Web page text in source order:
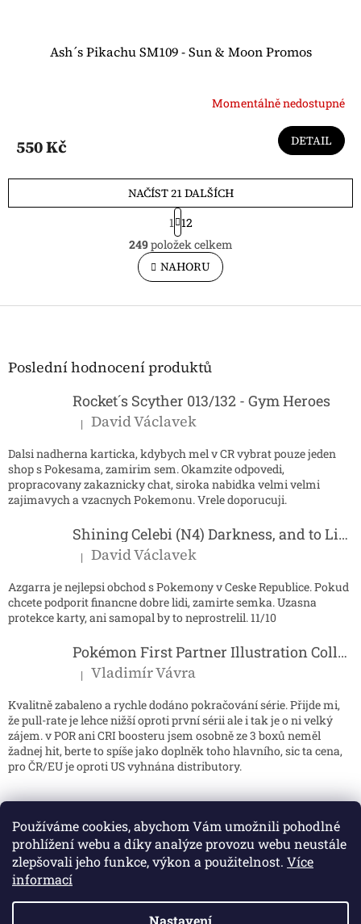
Používáme cookies, abychom Vám umožnili pohodlné
prohlížení webu a díky analýze provozu webu neustále
zlepšovali jeho funkce, výkon a použitelnost. Více
informací
Nastavení
Ash´s Pikachu SM109 - Sun & Moon Promos
Momentálně nedostupné
550 Kč DETAIL
O
v
l
á
r
k
y
ý
p
i
s
NAČÍST 21 DALŠÍCH
S
t
r
á
n
k
v
1 12
249položek celkem
NAHORU
Z
Poslední hodnocení produktů
Rocket´s Scyther 013/132 - Gym Heroes
Hodnocení produktu je 5 z 5 hvězdiček.
| David Václavek
Dalsi nadherna karticka, kdybych mel v CR vybrat pouze jeden
shop s Pokesama, zamirim sem. Okamzite odpovedi,
propracovany zakaznicky chat, siroka nabidka velmi velmi
zajimavych a vzacnych Pokemonu. Vrele doporucuji.
Shining Celebi (N4) Darkness, and to Light...
Hodnocení produktu je 5 z 5 hvězdiček.
| David Václavek
Azgarra je nejlepsi obchod s Pokemony v Ceske Republice. Pokud
chcete podporit financne dobre lidi, zamirte semka. Uzasna
protekce karty, ani samopal by to neprostrelil. 11/10
Pokémon First Partner Illustration Collection - Series 2
Hodnocení produktu je 5 z 5 hvězdiček.
| Vladimír Vávra
Kvalitně zabaleno a rychle dodáno pokračování série. Přijde mi,
že pull-rate je lehce nižší oproti první sérii ale i tak je o ni velký
zájem. v POR ani CRI boosteru jsem osobně ze 3 boxů neměl
žadnej hit, berte to spíše jako doplněk toho hlavního, sic ta cena,
pro ČR/EU je oproti US vyhnána distributory.